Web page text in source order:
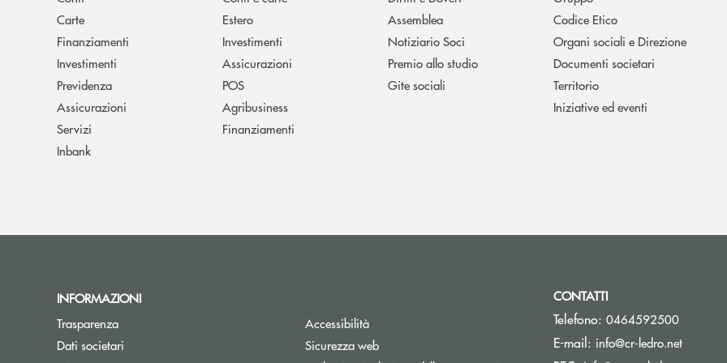
Carte
Finanziamenti
Investimenti
Previdenza
Assicurazioni
Servizi
Inbank
Estero
Investimenti
Assicurazioni
POS
Agribusiness
Finanziamenti
Assemblea
Notiziario Soci
Premio allo studio
Gite sociali
Codice Etico
Organi sociali e Direzione
Documenti societari
Territorio
Iniziative ed eventi
INFORMAZIONI
Trasparenza
Dati societari
Accessibilità
Sicurezza web
CONTATTI
Telefono: 0464592500
E-mail: info@cr-ledro.net(si apre